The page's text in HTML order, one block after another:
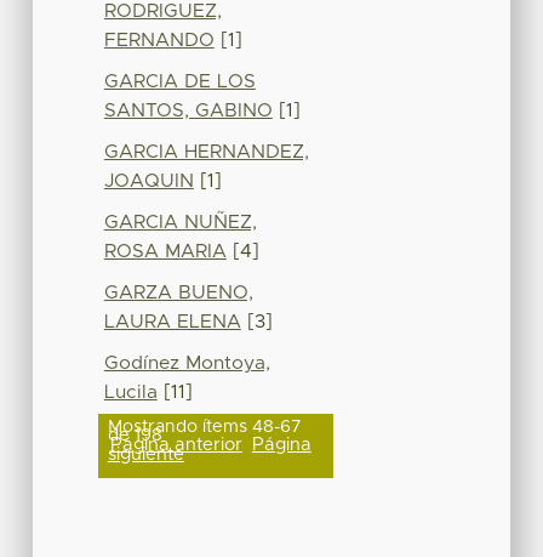
RODRIGUEZ,
FERNANDO [1]
GARCIA DE LOS
SANTOS, GABINO [1]
GARCIA HERNANDEZ,
JOAQUIN
[1]
GARCIA NUÑEZ,
ROSA MARIA [4]
GARZA BUENO,
LAURA ELENA [3]
Godínez Montoya,
Lucila [11]
Mostrando ítems 48-67
de 198
Página anterior Página
siguiente